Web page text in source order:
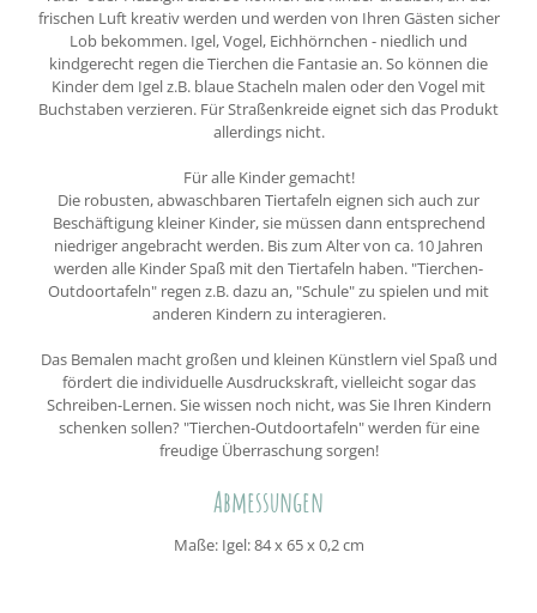
frischen Luft kreativ werden und werden von Ihren Gästen sicher
Lob bekommen. Igel, Vogel, Eichhörnchen - niedlich und
kindgerecht regen die Tierchen die Fantasie an. So können die
Kinder dem Igel z.B. blaue Stacheln malen oder den Vogel mit
Buchstaben verzieren. Für Straßenkreide eignet sich das Produkt
allerdings nicht.
Für alle Kinder gemacht!
Die robusten, abwaschbaren Tiertafeln eignen sich auch zur
Beschäftigung kleiner Kinder, sie müssen dann entsprechend
niedriger angebracht werden. Bis zum Alter von ca. 10 Jahren
werden alle Kinder Spaß mit den Tiertafeln haben. "Tierchen-
Outdoortafeln" regen z.B. dazu an, "Schule" zu spielen und mit
anderen Kindern zu interagieren.
Das Bemalen macht großen und kleinen Künstlern viel Spaß und
fördert die individuelle Ausdruckskraft, vielleicht sogar das
Schreiben-Lernen. Sie wissen noch nicht, was Sie Ihren Kindern
schenken sollen? "Tierchen-Outdoortafeln" werden für eine
freudige Überraschung sorgen!
Abmessungen
Maße: Igel: 84 x 65 x 0,2 cm